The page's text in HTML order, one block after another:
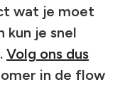
wat je moet
kun je snel
Volg ons dus
in de flow